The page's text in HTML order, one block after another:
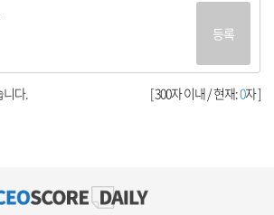
등록
[ 300자 이내 / 현재:0자 ]
다.